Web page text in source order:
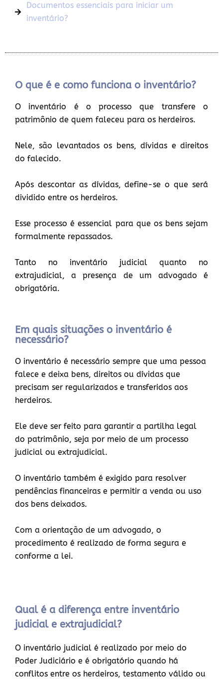
Documentos essenciais para iniciar um
inventário?
O que é e como funciona o inventário?
O inventário é o processo que transfere o
patrimônio de quem faleceu para os herdeiros.
Nele, são levantados os bens, dívidas e direitos
do falecido.
Após descontar as dívidas, define-se o que será
dividido entre os herdeiros.
Esse processo é essencial para que os bens sejam
formalmente repassados.
Tanto no inventário judicial quanto no
extrajudicial, a presença de um advogado é
obrigatória.
Em quais situações o inventário é
necessário?
O inventário é necessário sempre que uma pessoa
falece e deixa bens, direitos ou dívidas que
precisam ser regularizados e transferidos aos
herdeiros.
Ele deve ser feito para garantir a partilha legal
do patrimônio, seja por meio de um processo
judicial ou extrajudicial.
O inventário também é exigido para resolver
pendências financeiras e permitir a venda ou uso
dos bens deixados.
Com a orientação de um advogado, o
procedimento é realizado de forma segura e
conforme a lei.
Qual é a diferença entre inventário
judicial e extrajudicial?
O inventário judicial é realizado por meio do
Poder Judiciário e é obrigatório quando há
conflitos entre os herdeiros, testamento válido ou